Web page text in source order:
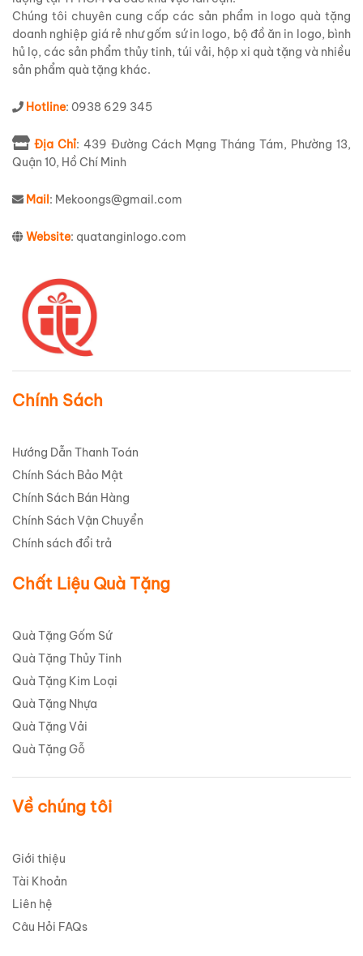
Chúng tôi chuyên cung cấp các sản phẩm in logo quà tặng
doanh nghiệp giá rẻ như gốm sứ in logo, bộ đồ ăn in logo, bình
hủ lọ, các sản phẩm thủy tinh, túi vải, hộp xi quà tặng và nhiều
sản phẩm quà tặng khác.
Hotline: 0938 629 345
Địa Chỉ: 439 Đường Cách Mạng Tháng Tám, Phường 13,
Quận 10, Hồ Chí Minh
Mail: Mekoongs@gmail.com
Website: quatanginlogo.com
Chính Sách
Hướng Dẫn Thanh Toán
Chính Sách Bảo Mật
Chính Sách Bán Hàng
Chính Sách Vận Chuyển
Chính sách đổi trả
Chất Liệu Quà Tặng
Quà Tặng Gốm Sứ
Quà Tặng Thủy Tinh
Quà Tặng Kim Loại
Quà Tặng Nhựa
Quà Tặng Vải
Quà Tặng Gỗ
Về chúng tôi
Giới thiệu
Tài Khoản
Liên hệ
Câu Hỏi FAQs